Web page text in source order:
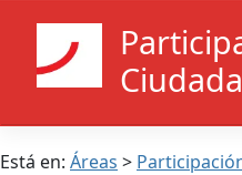
Está en: Áreas >